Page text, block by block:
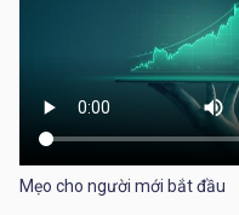
Mẹo cho người mới bắt đầu